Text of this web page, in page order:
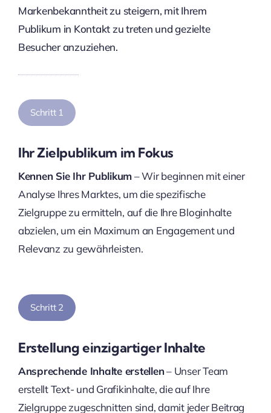
Markenbekanntheit zu steigern, mit Ihrem
Publikum in Kontakt zu treten und gezielte
Besucher anzuziehen.
Schritt 1
Ihr Zielpublikum im Fokus
Kennen Sie Ihr Publikum– Wir beginnen mit einer
Analyse Ihres Marktes, um die spezifische
Zielgruppe zu ermitteln, auf die Ihre Bloginhalte
abzielen, um ein Maximum an Engagement und
Relevanz zu gewährleisten.
Schritt 2
Erstellung einzigartiger Inhalte
Ansprechende Inhalte erstellen– Unser Team
erstellt Text- und Grafikinhalte, die auf Ihre
Zielgruppe zugeschnitten sind, damit jeder Beitrag